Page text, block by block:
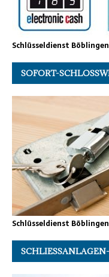
Schlüsseldienst Böblingen
SOFORT-
Schlüsseldienst Böblingen